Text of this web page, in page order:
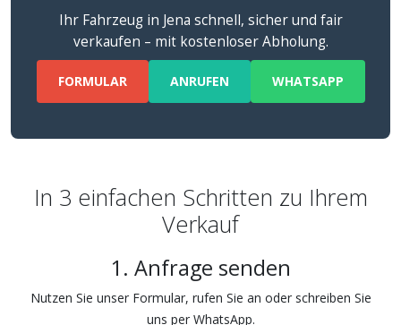
Ihr Fahrzeug in Jena schnell, sicher und fair
verkaufen – mit kostenloser Abholung.
FORMULAR ANRUFEN WHATSAPP
In 3 einfachen Schritten zu Ihrem
Verkauf
1. Anfrage senden
Nutzen Sie unser Formular, rufen Sie an oder schreiben Sie
uns per WhatsApp.